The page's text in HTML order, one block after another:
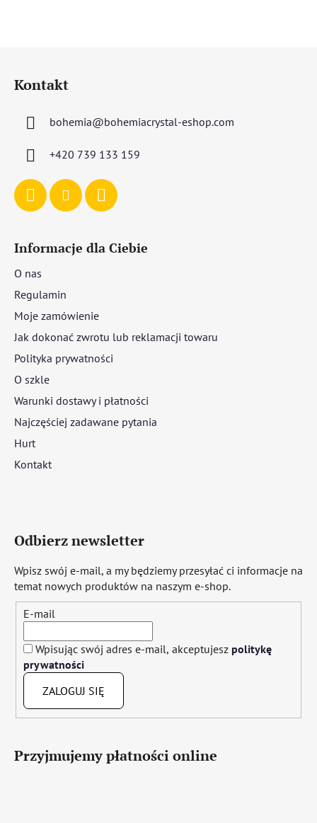
Kontakt
bohemia@bohemiacrystal-eshop.com
+420 739 133 159
Informacje dla Ciebie
O nas
Regulamin
Moje zamówienie
Jak dokonać zwrotu lub reklamacji towaru
Polityka prywatności
O szkle
Warunki dostawy i płatności
Najczęściej zadawane pytania
Hurt
Kontakt
Odbierz newsletter
Wpisz swój e-mail, a my będziemy przesyłać ci informacje na
temat nowych produktów na naszym e-shop.
E-mail
Wpisując swój adres e-mail, akceptujesz politykę
prywatności
ZALOGUJ SIĘ
Przyjmujemy płatności online